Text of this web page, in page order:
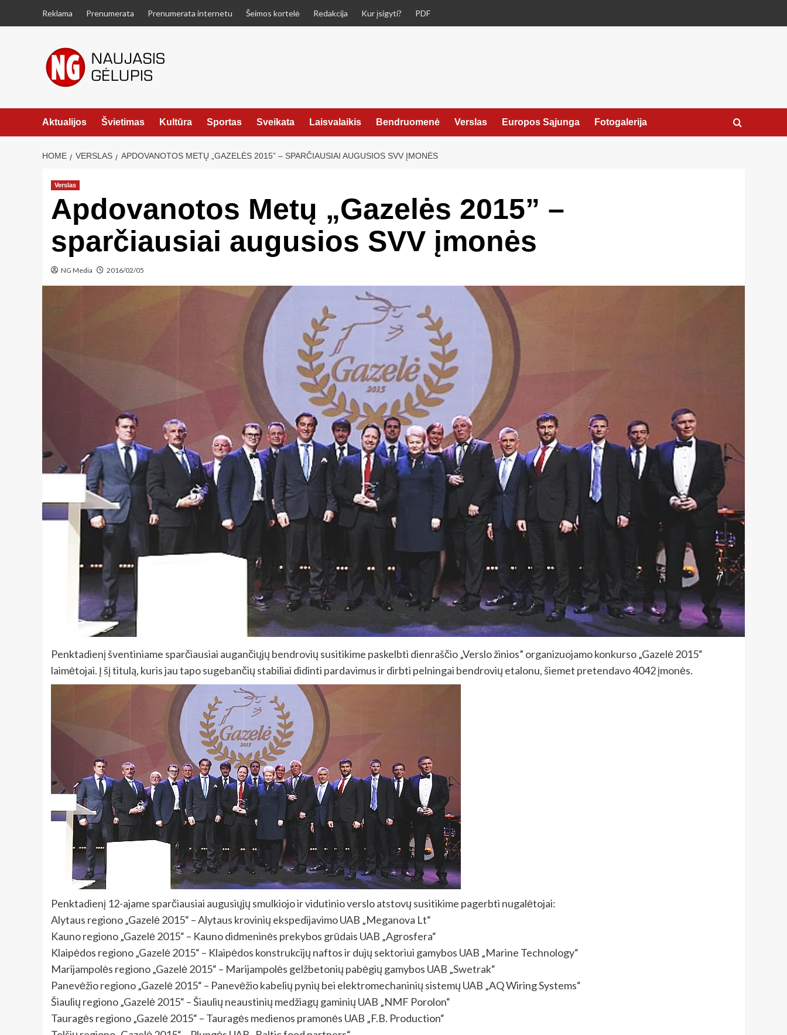
Reklama Prenumerata Prenumerata internetu Šeimos kortelė Redakcija Kur įsigyti? PDF
Aktualijos Švietimas Kultūra Sportas Sveikata Laisvalaikis Bendruomenė Verslas Europos Sąjunga Fotogalerija
HOME VERSLAS APDOVANOTOS METŲ „GAZELĖS 2015” – SPARČIAUSIAI AUGUSIOS SVV ĮMONĖS
Verslas
Apdovanotos Metų „Gazelės 2015” –
sparčiausiai augusios SVV įmonės
NG Media 2016/02/05
Penktadienį šventiniame sparčiausiai augančiųjų bendrovių susitikime paskelbti dienraščio „Verslo žinios” organizuojamo konkurso „Gazelė 2015“
laimėtojai. Į šį titulą, kuris jau tapo sugebančių stabiliai didinti pardavimus ir dirbti pelningai bendrovių etalonu, šiemet pretendavo 4042 įmonės.
Penktadienį 12-ajame sparčiausiai augusiųjų smulkiojo ir vidutinio verslo atstovų susitikime pagerbti nugalėtojai:
Alytaus regiono „Gazelė 2015“ – Alytaus krovinių ekspedijavimo UAB „Meganova Lt“
Kauno regiono „Gazelė 2015“ – Kauno didmeninės prekybos grūdais UAB „Agrosfera“
Klaipėdos regiono „Gazelė 2015“ – Klaipėdos konstrukcijų naftos ir dujų sektoriui gamybos UAB „Marine Technology“
Marijampolės regiono „Gazelė 2015“ – Marijampolės gelžbetonių pabėgių gamybos UAB „Swetrak“
Panevėžio regiono „Gazelė 2015“ – Panevėžio kabelių pynių bei elektromechaninių sistemų UAB „AQ Wiring Systems“
Šiaulių regiono „Gazelė 2015“ – Šiaulių neaustinių medžiagų gaminių UAB „NMF Porolon“
Tauragės regiono „Gazelė 2015“ – Tauragės medienos pramonės UAB „F.B. Production“